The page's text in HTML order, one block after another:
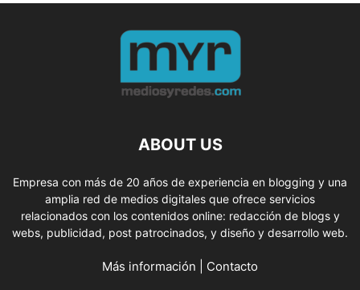
ABOUT US
Empresa con más de 20 años de experiencia en blogging y una
amplia red de medios digitales que ofrece servicios
relacionados con los contenidos online: redacción de blogs y
webs, publicidad, post patrocinados, y diseño y desarrollo web.
Más información Contacto